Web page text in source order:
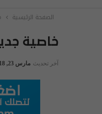
الصفحة الرئيسية
خاصية
آخر تحديث مارس 23, 2018